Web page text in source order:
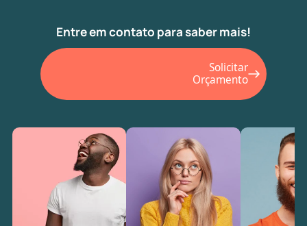
Entre em contato para saber mais!
Solicitar
Orçamento